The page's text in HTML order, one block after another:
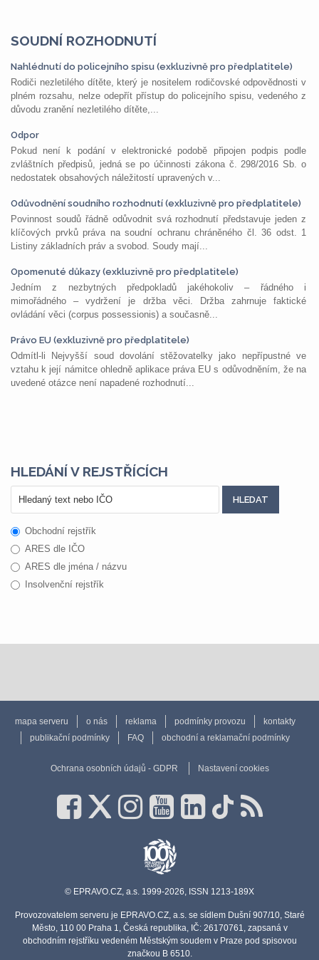
SOUDNÍ ROZHODNUTÍ
Nahlédnutí do policejního spisu (exkluzivně pro předplatitele)
Rodiči nezletilého dítěte, který je nositelem rodičovské odpovědnosti v
plném rozsahu, nelze odepřít přístup do policejního spisu, vedeného z
důvodu zranění nezletilého dítěte,...
Odpor
Pokud není k podání v elektronické podobě připojen podpis podle
zvláštních předpisů, jedná se po účinnosti zákona č. 298/2016 Sb. o
nedostatek obsahových náležitostí upravených v...
Odůvodnění soudního rozhodnutí (exkluzivně pro předplatitele)
Povinnost soudů řádně odůvodnit svá rozhodnutí představuje jeden z
klíčových prvků práva na soudní ochranu chráněného čl. 36 odst. 1
Listiny základních práv a svobod. Soudy mají...
Opomenuté důkazy (exkluzivně pro předplatitele)
Jedním z nezbytných předpokladů jakéhokoliv – řádného i
mimořádného – vydržení je držba věci. Držba zahrnuje faktické
ovládání věci (corpus possessionis) a současně...
Právo EU (exkluzivně pro předplatitele)
Odmítl-li Nejvyšší soud dovolání stěžovatelky jako nepřípustné ve
vztahu k její námitce ohledně aplikace práva EU s odůvodněním, že na
uvedené otázce není napadené rozhodnutí...
HLEDÁNÍ V REJSTŘÍCÍCH
Obchodní rejstřík
ARES dle IČO
ARES dle jména / názvu
Insolvenční rejstřík
mapa serveru o nás reklama podmínky provozu
kontakty
publikační podmínky
FAQ obchodní a reklamační podmínky
Ochrana osobních údajů - GDPR Nastavení cookies
© EPRAVO.CZ, a.s. 1999-2026, ISSN 1213-189X
Provozovatelem serveru je EPRAVO.CZ, a.s. se sídlem Dušní 907/10, Staré
Město, 110 00 Praha 1, Česká republika, IČ: 26170761, zapsaná v
obchodním rejstříku vedeném Městským soudem v Praze pod spisovou
značkou B 6510.